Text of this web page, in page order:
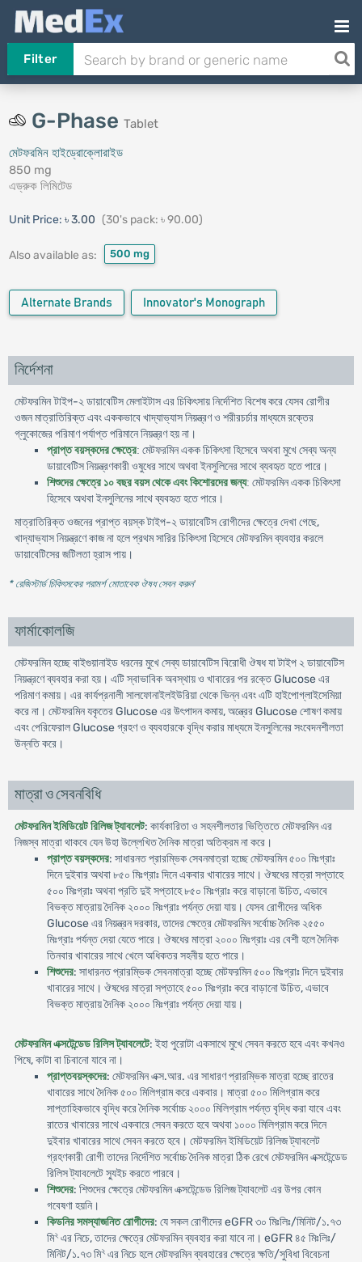
Filter
G-Phase Tablet
মেটফরমিন হাইড্রোক্লোরাইড
850 mg
এড্রুক লিমিটেড
Unit Price: ৳ 3.00 (30's pack: ৳ 90.00)
Also available as: 500 mg
Alternate Brands Innovator's Monograph
নির্দেশনা
মেটফরমিন টাইপ-২ ডায়াবেটিস মেলাইটাস এর চিকিৎসায় নির্দেশিত বিশেষ করে যেসব রোগীর
ওজন মাত্রাতিরিক্ত এবং এককভাবে খাদ্যাভ্যাস নিয়ন্ত্রণ ও শরীরচর্চার মাধ্যমে রক্তের
গ্লুকোজের পরিমাণ পর্যাপ্ত পরিমানে নিয়ন্ত্রণ হয় না।
প্রাপ্ত বয়স্কদের ক্ষেত্রে: মেটফরমিনএকক চিকিৎসা হিসেবে অথবা মুখে সেব্য অন্য
ডায়াবেটিস নিয়ন্ত্রণকারী ওষুধের সাথে অথবা ইনসুলিনের সাথে ব্যবহৃত হতে পারে।
শিশুদের ক্ষেত্রে ১০ বছর বয়স থেকে এবং কিশোরদের জন্য: মেটফরমিনএকক চিকিৎসা
হিসেবে অথবা ইনসুলিনের সাথে ব্যবহৃত হতে পারে।
মাত্রাতিরিক্তওজনের প্রাপ্ত বয়স্ক টাইপ-২ ডায়াবেটিস রোগীদের ক্ষেত্রে দেখা গেছে,
খাদ্যাভ্যাস নিয়ন্ত্রণে কাজ না হলে প্রথম সারির চিকিৎসা হিসেবে মেটফরমিন ব্যবহার করলে
ডায়াবেটিসের জটিলতা হ্রাস পায়।
* রেজিস্টার্ড চিকিৎসকের পরামর্শ মোতাবেক ঔষধ সেবন করুন'
ফার্মাকোলজি
মেটফরমিন হচ্ছে বাইগুয়ানাইড ধরনের মুখে সেব্য ডায়াবেটিস বিরোধী ঔষধ যা টাইপ ২ ডায়াবেটিস
নিয়ন্ত্রণে ব্যবহার করা হয়। এটি স্বাভাবিক অবস্থায় ও খাবারের পর রক্তে Glucose এর
পরিমাণ কমায়। এর কার্যপ্রনালী সালফোনাইলইউরিয়া থেকে ভিন্ন এবং এটি হাইপোগ্লাইসেমিয়া
করে না। মেটফরমিন যকৃতের Glucose এর উৎপাদন কমায়, অন্ত্রের Glucose শোষণ কমায়
এবং পেরিফেরাল Glucose গ্রহণ ও ব্যবহারকে বৃদ্ধি করার মাধ্যমে ইনসুলিনের সংবেদনশীলতা
উন্নতি করে।
মাত্রা ও সেবনবিধি
মেটফরমিন ইমিডিয়েট রিলিজ ট্যাবলেট: কার্যকারিতা ও সহনশীলতার ভিত্তিতে মেটফরমিন এর
নিজস্ব মাত্রা থাকবে যেন উহা উল্লে­খিত দৈনিক মাত্রা অতিক্রম না করে।
প্রাপ্ত বয়স্কদের: সাধারনত প্রারম্ভিক সেবনমাত্রা হচ্ছে মেটফরমিন ৫০০ মিঃগ্রাঃ
দিনে দুইবার অথবা ৮৫০ মিঃগ্রাঃ দিনে একবার খাবারের সাথে। ঔষধের মাত্রা সপ্তাহে
৫০০ মিঃগ্রাঃ অথবা প্রতি দুই সপ্তাহে ৮৫০ মিঃগ্রাঃ করে বাড়ানো উচিত, এভাবে
বিভক্ত মাত্রায় দৈনিক ২০০০ মিঃগ্রাঃ পর্যন্ত দেয়া যায়। যেসব রোগীদের অধিক
Glucose এর নিয়ন্ত্রন দরকার, তাদের ক্ষেত্রে মেটফরমিন সর্বোচ্চ দৈনিক ২৫৫০
মিঃগ্রাঃ পর্যন্ত দেয়া যেতে পারে। ঔষধের মাত্রা ২০০০ মিঃগ্রাঃ এর বেশী হলে দৈনিক
তিনবার খাবারের সাথে খেলে অধিকতর সহনীয় হতে পারে।
শিশুদের: সাধারনত প্রারম্ভিক সেবনমাত্রা হচ্ছে মেটফরমিন ৫০০ মিঃগ্রাঃ দিনে দুইবার
খাবারের সাথে। ঔষধের মাত্রা সপ্তাহে ৫০০ মিঃগ্রাঃ করে বাড়ানো উচিত, এভাবে
বিভক্ত মাত্রায় দৈনিক ২০০০ মিঃগ্রাঃ পর্যন্ত দেয়া যায়।
মেটফরমিন এক্সটেন্ডেড রিলিস ট্যাবলেটে: ইহা পুরোটা একসাথে মুখে সেবন করতে হবে এবং কখনও
পিষে, কাটা বা চিবানো যাবে না।
প্রাপ্তবয়স্কদের: মেটফরমিন এক্স.আর. এর সাধারণ প্রারম্ভিক মাত্রা হচ্ছে রাতের
খাবারের সাথে দৈনিক ৫০০ মিলিগ্রাম করে একবার। মাত্রা ৫০০ মিলিগ্রাম করে
সাপ্তাহিকভাবে বৃদ্ধি করে দৈনিক সর্বোচ্চ ২০০০ মিলিগ্রাম পর্যন্ত বৃদ্ধি করা যাবে এবং
রাতের খাবারের সাথে একবারে সেবন করতে হবে অথবা ১০০০ মিলিগ্রাম করে দিনে
দুইবার খাবারের সাথে সেবন করতে হবে। মেটফরমিন ইমিডিয়েট রিলিজ ট্যাবলেট
গ্রহণকারী রোগী তাদের নির্দেশিত সর্বোচ্চ দৈনিক মাত্রা ঠিক রেখে মেটফরমিন এক্সটেন্ডেড
রিলিস ট্যাবলেটে স্যুইচ করতে পারবে।
শিশুদের: শিশুদের ক্ষেত্রে মেটফরমিন এক্সটেন্ডেড রিলিজ ট্যাবলেট এর উপর কোন
গবেষণা হয়নি।
কিডনির সমস্যাজনিত রোগীদের: যে সকল রোগীদের eGFR ৩০ মিঃলিঃ/মিনিট/১.৭৩
মি২এর নিচে, তাদের ক্ষেত্রে মেটফরমিন ব্যবহার করা যাবে না। eGFR ৪৫ মিঃলিঃ/
মিনিট/১.৭৩ মি২এর নিচে হলে মেটফরমিন ব্যবহারের ক্ষেত্রে ক্ষতি/সুবিধা বিবেচনা